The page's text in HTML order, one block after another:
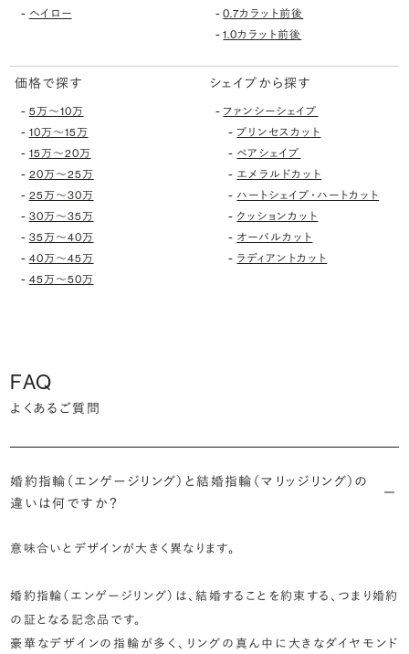
- ヘイロー -0.7カラット前後
-1.0カラット前後
価格で探す
- 5万〜10万
- 10万〜15万
- 15万〜20万
- 20万〜25万
- 25万〜30万
- 30万〜35万
- 35万〜40万
- 40万〜45万
- 45万〜50万
シェイプから探す
- ファンシーシェイプ
-プリンセスカット
- ペアシェイプ
- エメラルドカット
- ハートシェイプ・ハートカット
- クッションカット
- オーバルカット
- ラディアントカット
FAQ
よくあるご質問
婚約指輪（エンゲージリング）と結婚指輪（マリッジリング）の
違いは何ですか？
意味合いとデザインが大きく異なります。
婚約指輪（エンゲージリング）は、結婚することを約束する、つまり婚約
の証となる記念品です。
豪華なデザインの指輪が多く、リングの真ん中に大きなダイヤモンド